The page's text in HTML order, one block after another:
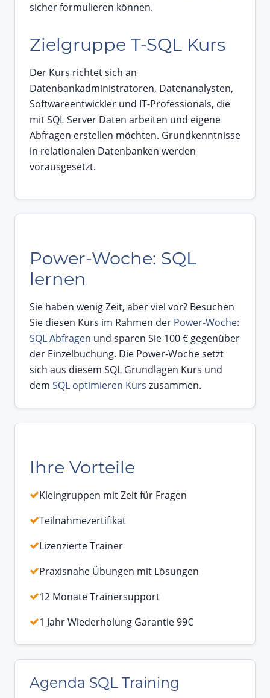
sicher formulieren können.
Zielgruppe T-SQL Kurs
Der Kurs richtet sich an
Datenbankadministratoren, Datenanalysten,
Softwareentwickler und IT-Professionals, die
mit SQL Server Daten arbeiten und eigene
Abfragen erstellen möchten. Grundkenntnisse
in relationalen Datenbanken werden
vorausgesetzt.
Power-Woche: SQL
lernen
Sie haben wenig Zeit, aber viel vor? Besuchen
Sie diesen Kurs im Rahmen der Power-Woche:
SQL Abfragen und sparen Sie 100 € gegenüber
der Einzelbuchung. Die Power-Woche setzt
sich aus diesem SQL Grundlagen Kurs und
dem SQL optimieren Kurs zusammen.
Ihre Vorteile
Kleingruppen mit Zeit für Fragen
Teilnahmezertifikat
Lizenzierte Trainer
Praxisnahe Übungen mit Lösungen
12 Monate Trainersupport
1 Jahr Wiederholung Garantie 99€
Agenda SQL Training